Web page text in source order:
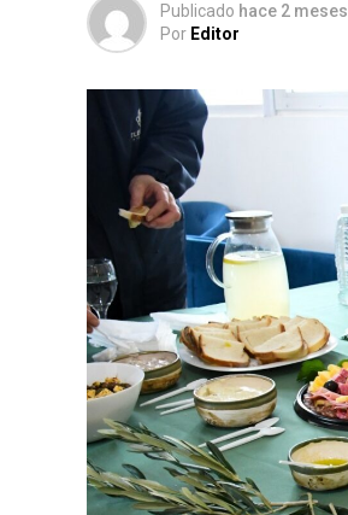
Publicado hace 2 meses
Por Editor